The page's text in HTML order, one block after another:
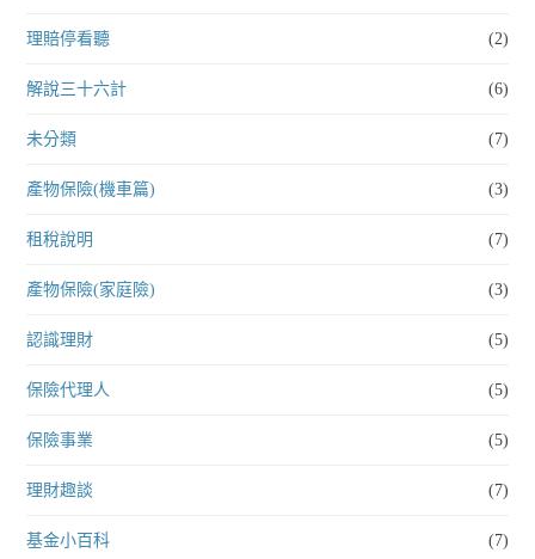
理賠停看聽 (2)
解說三十六計 (6)
未分類 (7)
產物保險(機車篇) (3)
租稅說明 (7)
產物保險(家庭險) (3)
認識理財 (5)
保險代理人 (5)
保險事業 (5)
理財趣談 (7)
基金小百科 (7)